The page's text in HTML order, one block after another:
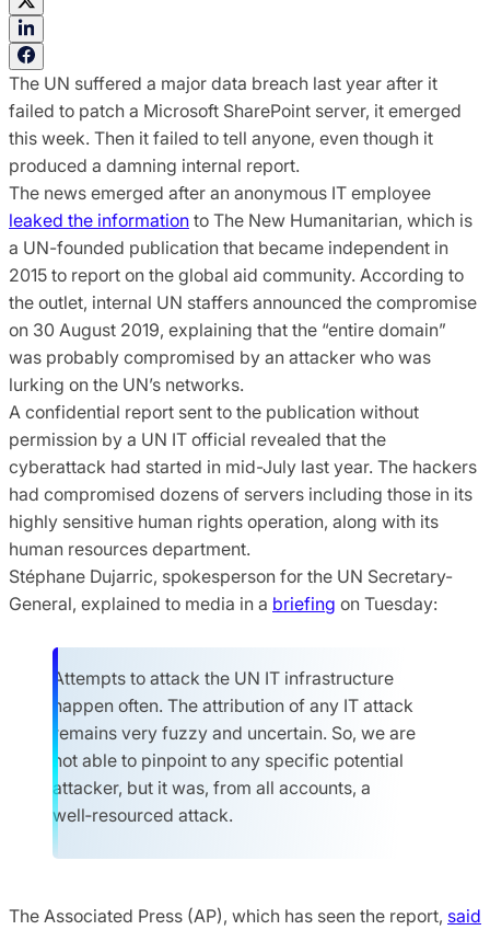
The UN suffered a major data breach last year after it
failed to patch a Microsoft SharePoint server, it emerged
this week. Then it failed to tell anyone, even though it
produced a damning internal report.
The news emerged after an anonymous IT employee
leaked the information to The New Humanitarian, which is
a UN-founded publication that became independent in
2015 to report on the global aid community. According to
the outlet, internal UN staffers announced the compromise
on 30 August 2019, explaining that the “entire domain”
was probably compromised by an attacker who was
lurking on the UN’s networks.
A confidential report sent to the publication without
permission by a UN IT official revealed that the
cyberattack had started in mid-July last year. The hackers
had compromised dozens of servers including those in its
highly sensitive human rights operation, along with its
human resources department.
Stéphane Dujarric, spokesperson for the UN Secretary-
General, explained to media in a briefing on Tuesday:
Attempts to attack the UN IT infrastructure
happen often. The attribution of any IT attack
remains very fuzzy and uncertain. So, we are
not able to pinpoint to any specific potential
attacker, but it was, from all accounts, a
well‑resourced attack.
The Associated Press (AP), which has seen the report, said